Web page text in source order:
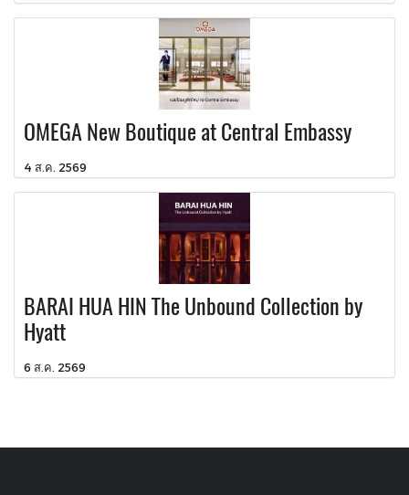
OMEGA New Boutique at Central Embassy
4 ส.ค. 2569
BARAI HUA HIN The Unbound Collection by
Hyatt
6 ส.ค. 2569